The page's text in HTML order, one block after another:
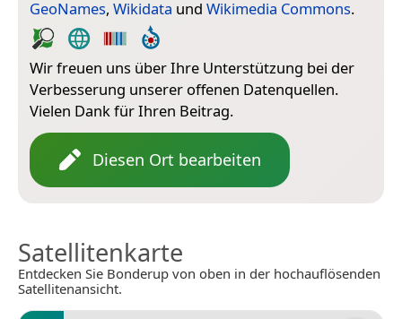
GeoNames, Wikidata und Wikimedia Commons.
Wir freuen uns über Ihre Unterstützung bei der
Verbesserung unserer offenen Datenquellen.
Vielen Dank für Ihren Beitrag.
Diesen Ort bearbeiten
Satellitenkarte
Entdecken Sie Bonderup von oben in der hochauflösenden
Satellitenansicht.